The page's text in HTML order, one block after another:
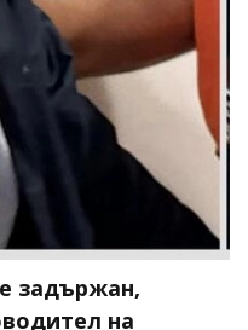
задържан,
на